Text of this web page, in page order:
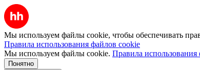
Мы используем файлы cookie, чтобы обеспечивать
Правила использования файлов cookie
Мы используем файлы cookie. Правила
Понятно